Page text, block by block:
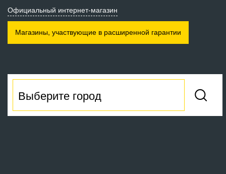
Официальный интернет-магазин
Магазины, участвующие в расширенной гарантии